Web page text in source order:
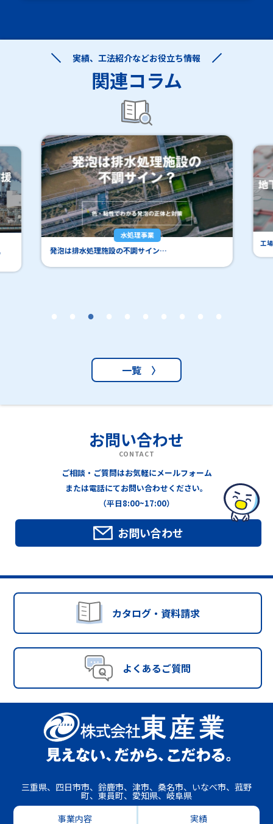
実績、工法紹介などお役立ち情報
関連コラム
水処理事業
発泡は排水処理施設の不調サイン…
工
一覧 〉
お問い合わせ
CONTACT
ご相談・ご質問はお気軽にメールフォーム
または電話にてお問い合わせください。
（平日8:00~17:00）
お問い合わせ
カタログ・資料請求
よくあるご質問
三重県、四日市市、鈴鹿市、津市、桑名市、いなべ市、菰野
町、東員町、愛知県、岐阜県
事業内容
実績